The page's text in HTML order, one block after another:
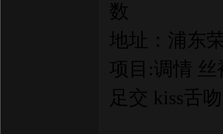
数
地址：浦东
项目:调情
足交 kiss舌